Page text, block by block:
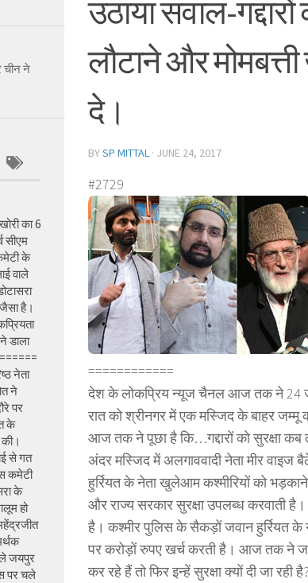
उठाया सवाल-
लौटाने और
दे।
BYSP MITTAL · JUNE 24, 2017
#2729
============
देश के लोकप्रिय न्यूज चैनल आज तक ने 24
रात को श्रीनगर में एक मस्जिद के बाहर जम्मू
आज तक ने पूछा है कि…गद्दारों को सुरक्षा
अंदर मस्जिद में अलगाववादी नेता मीर वाइज
हुर्रियत के नेता खुलेआम कश्मीरियों को
और राज्य सरकार सुरक्षा उपलब्ध करवाती
है। कश्मीर पुलिस के सैकड़ों जवान हुर्रियत के
पर करोड़ों रुपए खर्च करती है। आज तक ने
कर रहे हैं तो फिर इन्हें सुरक्षा क्यों दी जा
चीन ने
का 6
सीएम
के
वाले
है।
डाला
नेता
ने
पर
के
से गत
कमेटी
के
हो
जयपुर
पर चले